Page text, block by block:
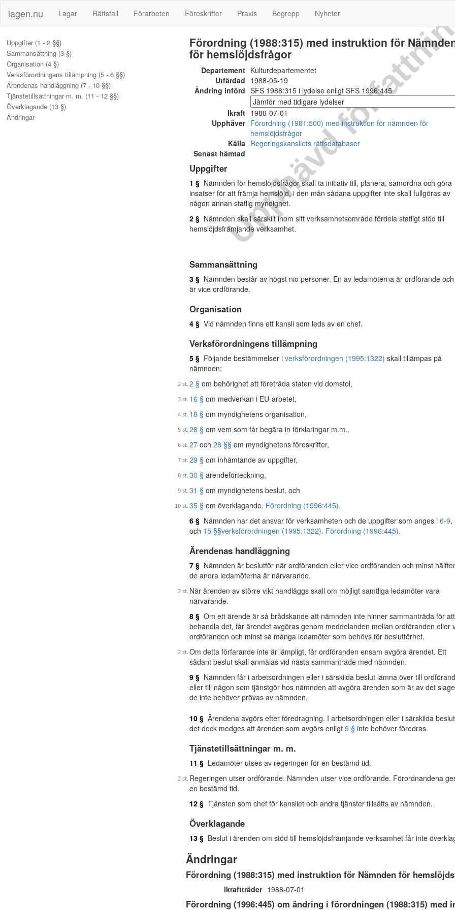
lagen.nu Lagar Rättsfall Förarbeten Föreskrifter Praxis Begrepp Nyheter
Uppgifter (1 - 2 §§)
Sammansättning (3 §)
Organisation (4 §)
Verksförordningens tillämpning (5 - 6 §§)
Ärendenas handläggning (7 - 10 §§)
Tjänstetillsättningar m. m. (11 - 12 §§)
Överklagande (13 §)
Ändringar
Upphävd
Förordning (1988:315) med instruktion för
för hemslöjdsfrågor
Departement Kulturdepartementet
Utfärdad 1988-05-19
Ändring införd SFS 1988:315 i lydelse enligt SFS 1996:445
Ikraft 1988-07-01
Upphäver Förordning (1981:500) med instruktion för nämnden för
hemslöjdsfrågor
Källa Regeringskansliets rättsdatabaser
Senast hämtad
Uppgifter
1 § Nämnden för hemslöjdsfrågor skall ta initiativ till, planera, samordna och göra
insatser för att främja hemslöjd, i den mån sådana uppgifter inte skall fullgöras av
någon annan statlig myndighet.
2 § Nämnden skall särskilt inom sitt verksamhetsområde fördela statligt stöd till
hemslöjdsfrämjande verksamhet.
Sammansättning
3 § Nämnden består av högst nio personer. En av ledamöterna är ordförande
är vice ordförande.
Organisation
4 § Vid nämnden finns ett kansli som leds av en chef.
Verksförordningens tillämpning
5 § Följande bestämmelser i verksförordningen (1995:1322) skall tillämpas på
nämnden:
2 § om behörighet att företräda staten vid domstol,
16 § om medverkan i EU-arbetet,
18 § om myndighetens organisation,
26 § om vem som får begära in förklaringar m.m.,
27 och 28 §§ om myndighetens föreskrifter,
29 § om inhämtande av uppgifter,
30 § ärendeförteckning,
31 § om myndighetens beslut, och
35 § om överklagande. Förordning (1996:445).
6 § Nämnden har det ansvar för verksamheten och de uppgifter som anges i 6-9,
och 15 §§verksförordningen (1995:1322). Förordning (1996:445).
Ärendenas handläggning
7 § Nämnden är beslutför när ordföranden eller vice ordföranden och minst
de andra ledamöterna är närvarande.
När ärenden av större vikt handläggs skall om möjligt samtliga ledamöter vara
närvarande.
8 § Om ett ärende är så brådskande att nämnden inte hinner sammanträda för att
behandla det, får ärendet avgöras genom meddelanden mellan ordföranden eller
ordföranden och minst så många ledamöter som behövs för beslutförhet.
Om detta förfarande inte är lämpligt, får ordföranden ensam avgöra ärendet. Ett
sådant beslut skall anmälas vid nästa sammanträde med nämnden.
9 § Nämnden får i arbetsordningen eller i särskilda beslut lämna över till
eller till någon som tjänstgör hos nämnden att avgöra ärenden som är av det
de inte behöver prövas av nämnden.
10 § Ärendena avgörs efter föredragning. I arbetsordningen eller i särskilda
det dock medges att ärenden som avgörs enligt 9 § inte behöver föredras.
Tjänstetillsättningar m. m.
11 § Ledamöter utses av regeringen för en bestämd tid.
Regeringen utser ordförande. Nämnden utser vice ordförande. Förordnandena
en bestämd tid.
12 § Tjänsten som chef för kansliet och andra tjänster tillsätts av nämnden.
Överklagande
13 § Beslut i ärenden om stöd till hemslöjdsfrämjande verksamhet får inte
Ändringar
Förordning (1988:315) med instruktion för Nämnden för
Ikraftträder 1988-07-01
Förordning (1996:445) om ändring i förordningen (1988:315)